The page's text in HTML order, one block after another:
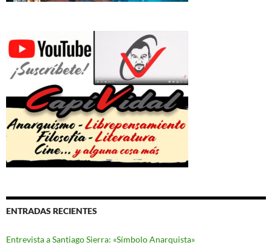
ENTRADAS RECIENTES
Entrevista a Santiago Sierra: «Símbolo Anarquista»